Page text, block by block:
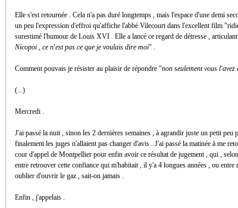
Elle s'est retournée . Cela n'a pas duré longtemps , mais l'espace d'une demi
un peu l'expression d'effroi qu'affiche l'abbé Vilecourt dans l'excellent film
surestimé l'humour de Louis XVI . Elle a lancé ce regard de détresse ,
Nicopoi , ce n'est pas ce que je voulais dire moi" .
Comment pouvais je résister au plaisir de répondre "non seulement vous
(...)
Mercredi .
J'ai passé la nuit , sinon les 2 dernières semaines , à agrandir juste un petit
finalement les juges n'allaient pas changer d'avis . J'ai passé la matinée à me
cour d'appel de Montpellier pour enfin avoir ce résultat de jugement , qui ,
entre retrouver cette confiance qui m'habitait , il y'a 4 longues années , ou
oublier d'ouvrir le gaz , sait-on jamais .
Enfin , j'appelais .